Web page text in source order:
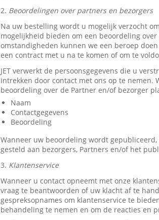
2. Beoordelingen over partners en bezorgers
Na uw bestelling wordt u mogelijk verzocht
mogelijkheid bieden om een beoordeling
omstandigheden kunnen we een beroep
een contract met u na te komen of om te
JET verwerkt de persoonsgegevens die u
intrekken door contact met ons op te nemen.
beoordeling over de Partner en/of bezorger
Naam
Contactgegevens
Beoordeling
Wanneer uw beoordeling wordt
gesteld aan bezorgers, Partners en/of het
3. Klantenservice
Wanneer u contact opneemt met onze
vraag te beantwoorden of uw klacht af te
gespreksopnames om klantenservice te
behandeling te nemen en om de reacties en